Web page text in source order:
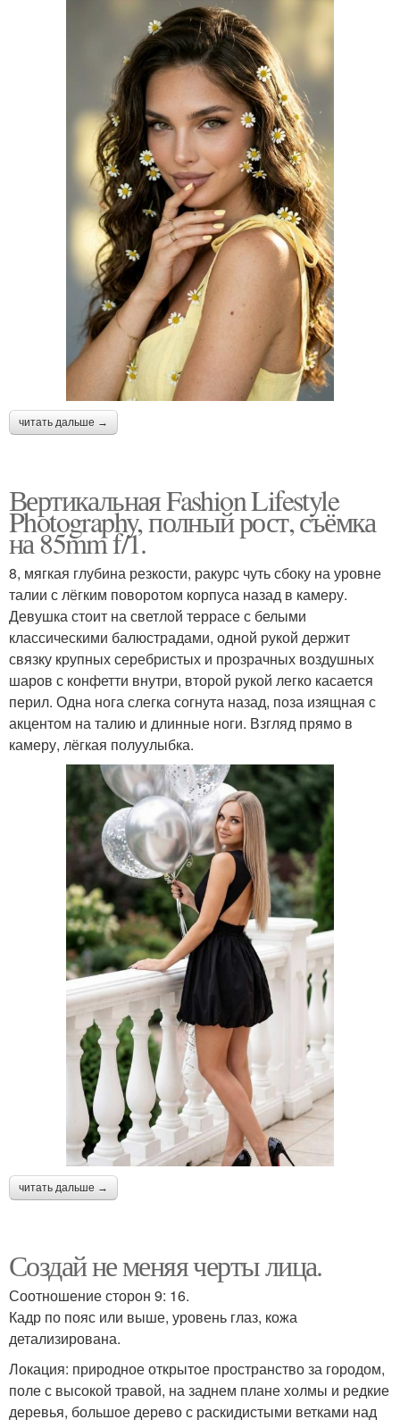
читать дальше →
Вертикальная Fashion Lifestyle
Photography, полный рост, съёмка
на 85mm f/1.
8, мягкая глубина резкости, ракурс чуть сбоку на уровне
талии с лёгким поворотом корпуса назад в камеру.
Девушка стоит на светлой террасе с белыми
классическими балюстрадами, одной рукой держит
связку крупных серебристых и прозрачных воздушных
шаров с конфетти внутри, второй рукой легко касается
перил. Одна нога слегка согнута назад, поза изящная с
акцентом на талию и длинные ноги. Взгляд прямо в
камеру, лёгкая полуулыбка.
читать дальше →
Создай не меняя черты лица.
Соотношение сторон 9: 16.
Кадр по пояс или выше, уровень глаз, кожа
детализирована.
Локация: природное открытое пространство за городом,
поле с высокой травой, на заднем плане холмы и редкие
деревья, большое дерево с раскидистыми ветками над